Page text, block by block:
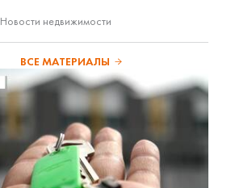
Новости недвижимости
ВСЕ МАТЕРИАЛЫ